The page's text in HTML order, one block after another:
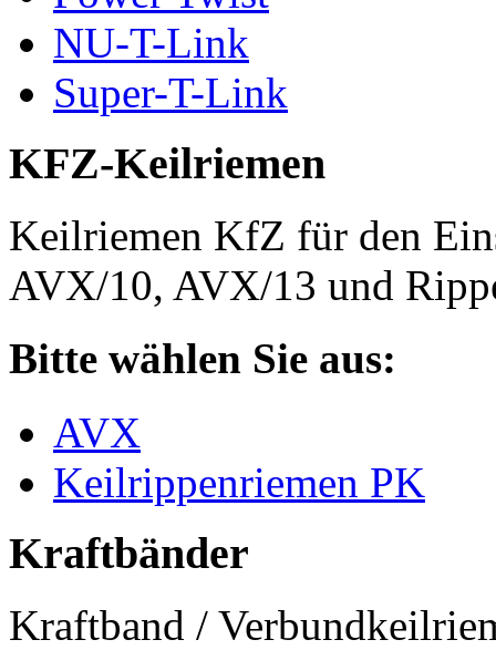
NU-T-Link
Super-T-Link
KFZ-Keilriemen
Keilriemen KfZ für den
AVX/10, AVX/13 und
Bitte wählen Sie aus:
AVX
Keilrippenriemen PK
Kraftbänder
Kraftband /